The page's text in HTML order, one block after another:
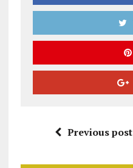
Previous post